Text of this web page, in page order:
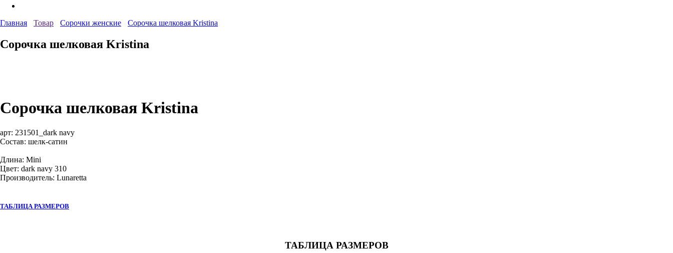
Главная Товар Сорочки женские Сорочка шелковая Kristina
Сорочка шелковая Kristina
Сорочка шелковая Kristina
арт: 231501_dark navy
Состав: шелк-сатин
Длина: Mini
Цвет: dark navy 310
Производитель: Lunaretta
ТАБЛИЦА РАЗМЕРОВ
ТАБЛИЦА РАЗМЕРОВ